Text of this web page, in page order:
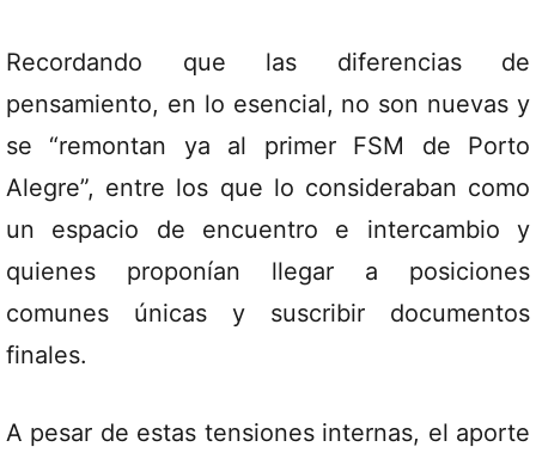
Recordando que las diferencias de
pensamiento, en lo esencial, no son nuevas y
se “remontan ya al primer FSM de Porto
Alegre”, entre los que lo consideraban como
un espacio de encuentro e intercambio y
quienes proponían llegar a posiciones
comunes únicas y suscribir documentos
finales.
A pesar de estas tensiones internas, el aporte